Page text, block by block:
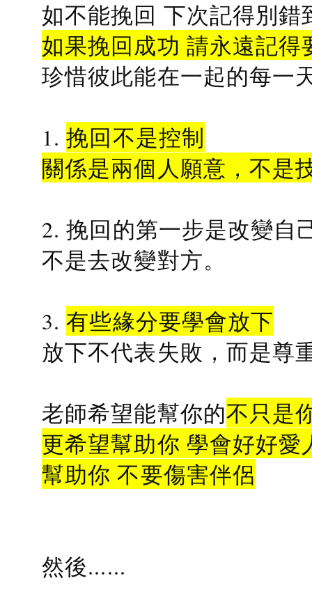
如不能挽回 下次記得別錯
如果挽回成功 請永遠記得
珍惜彼此能在一起的每一
1.挽回不是控制
關係是兩個人願意，不是
2. 挽回的第一步是改變自
不是去改變對方。
3.有些緣分要學會放下
放下不代表失敗，而是尊
老師希望能幫你的不只是
更希望幫助你 學會好好愛
幫助你 不要傷害伴侶
然後......